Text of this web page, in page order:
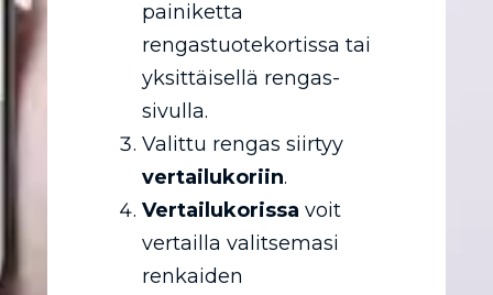
painiketta
rengastuotekortissa tai
yksittäisellä rengas-
sivulla.
Valittu rengas siirtyy
vertailukoriin.
Vertailukorissa voit
vertailla valitsemasi
renkaiden